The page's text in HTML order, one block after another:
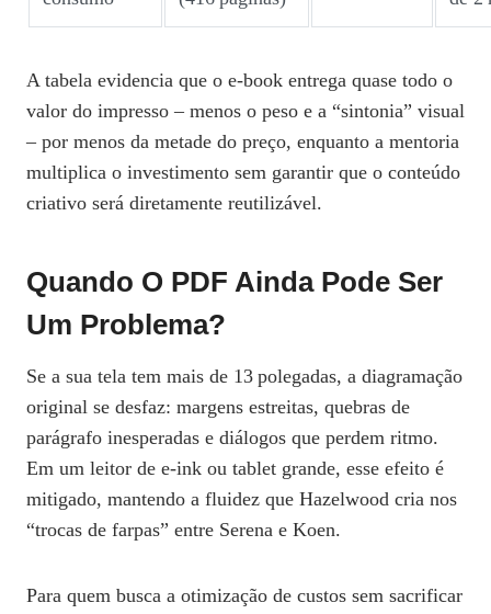
A tabela evidencia que o e‑book entrega quase todo o
valor do impresso – menos o peso e a “sintonia” visual
– por menos da metade do preço, enquanto a mentoria
multiplica o investimento sem garantir que o conteúdo
criativo será diretamente reutilizável.
Quando O PDF Ainda Pode Ser
Um Problema?
Se a sua tela tem mais de 13 polegadas, a diagramação
original se desfaz: margens estreitas, quebras de
parágrafo inesperadas e diálogos que perdem ritmo.
Em um leitor de e‑ink ou tablet grande, esse efeito é
mitigado, mantendo a fluidez que Hazelwood cria nos
“trocas de farpas” entre Serena e Koen.
Para quem busca a otimização de custos sem sacrificar